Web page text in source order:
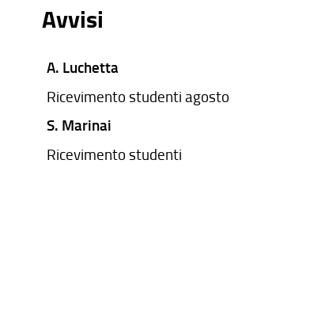
Avvisi
A. Luchetta
Ricevimento studenti agosto
S. Marinai
Ricevimento studenti